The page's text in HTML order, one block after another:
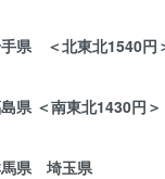
県 ＜北東北1540円
＜南東北1430円＞
県 埼玉県